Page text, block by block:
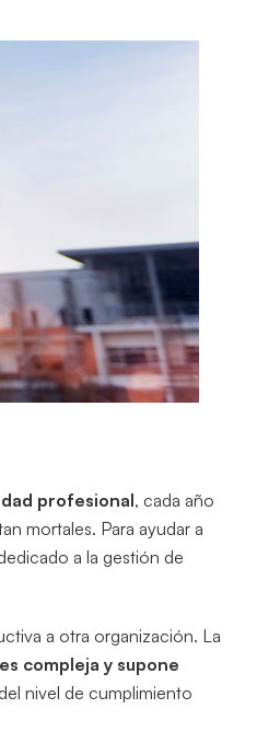
profesional, cada año
mortales. Para ayudar a
a la gestión de
a otra organización. La
compleja y supone
nivel de cumplimiento